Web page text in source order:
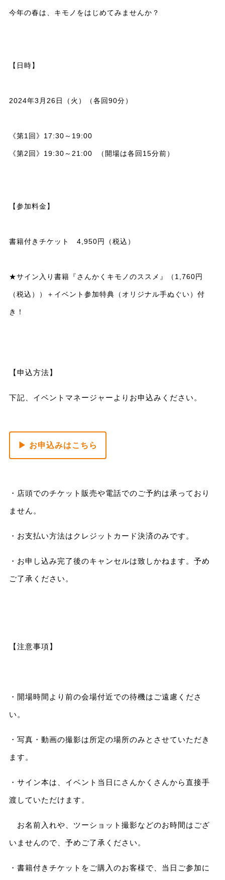
今年の春は、キモノをはじめてみませんか？
【日時】
2024年3月26日（火）（各回90分）
《第1回》17:30～19:00
《第2回》19:30～21:00 （開場は各回15分前）
【参加料金】
書籍付きチケット 4,950円（税込）
★サイン入り書籍『さんかくキモノのススメ』（1,760円
（税込））＋イベント参加特典（オリジナル手ぬぐい）付
き！
【申込方法】
下記、イベントマネージャーよりお申込みください。
▶ お申込みはこちら
・店頭でのチケット販売や電話でのご予約は承っており
ません。
・お支払い方法はクレジットカード決済のみです。
・お申し込み完了後のキャンセルは致しかねます。予め
ご了承ください。
【注意事項】
・開場時間より前の会場付近での待機はご遠慮くださ
い。
・写真・動画の撮影は所定の場所のみとさせていただき
ます。
・サイン本は、イベント当日にさんかくさんから直接手
渡していただけます。
お名前入れや、ツーショット撮影などのお時間はござ
いませんので、予めご了承ください。
・書籍付きチケットをご購入のお客様で、当日ご参加に